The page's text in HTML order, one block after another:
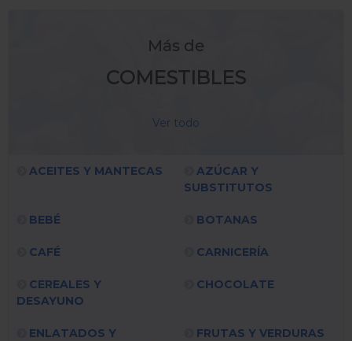
Más de
COMESTIBLES
Ver todo
ACEITES Y MANTECAS
AZÚCAR Y
SUBSTITUTOS
BEBÉ BOTANAS
CAFÉ CARNICERÍA
CEREALES Y
DESAYUNO
CHOCOLATE
ENLATADOS Y
FRUTAS Y VERDURAS